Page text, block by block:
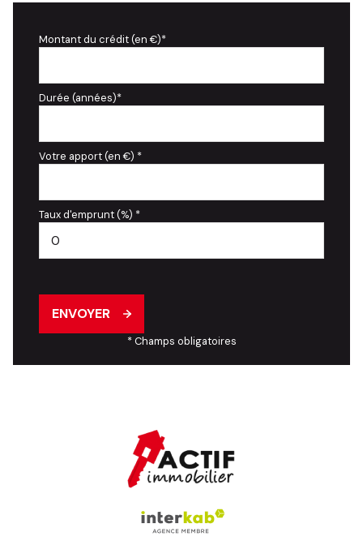
Montant du crédit (en €)*
Durée (années)*
Votre apport (en €) *
Taux d'emprunt (%) *
ENVOYER
* Champs obligatoires